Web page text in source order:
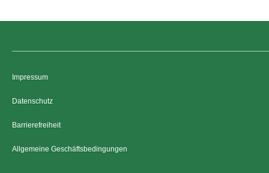
Impressum
Datenschutz
Barrierefreiheit
Allgemeine Geschäftsbedingungen